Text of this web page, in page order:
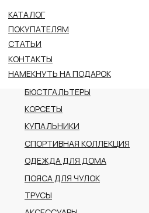
КАТАЛОГ
ПОКУПАТЕЛЯМ
СТАТЬИ
КОНТАКТЫ
ВСЕ КАТЕГОРИИ
НОВОЕ ПОСТУПЛЕНИЕ
ПРЕМИАЛЬНАЯ КОЛЛЕКЦИЯ
БЮСТГАЛЬТЕРЫ
КОРСЕТЫ
КУПАЛЬНИКИ
ОДЕЖДА ДЛЯ ДОМА
ПОЯСА ДЛЯ ЧУЛОК
ТРУСЫ
РАСПРОДАЖА
ПЛЯЖНАЯ ОДЕЖДА И АКСЕССУАРЫ
КОРРЕКТИРУЮЩЕЕ БЕЛЬЕ